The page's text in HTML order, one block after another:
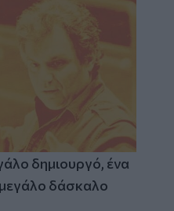
δημιουργό, ένα
δάσκαλο